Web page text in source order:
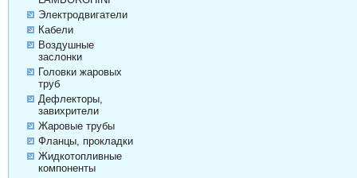
Электродвигатели
Кабели
Воздушные
заслонки
Головки жаровых
труб
Дефлекторы,
завихрители
Жаровые трубы
Фланцы, прокладки
Жидкотопливные
компоненты